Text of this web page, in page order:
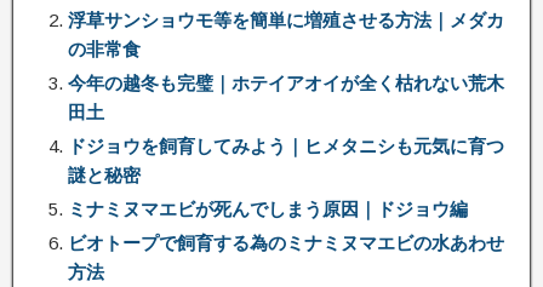
浮草サンショウモ等を簡単に増殖させる方法｜メダカ
の非常食
今年の越冬も完璧｜ホテイアオイが全く枯れない荒木
田土
ドジョウを飼育してみよう｜ヒメタニシも元気に育つ
謎と秘密
ミナミヌマエビが死んでしまう原因｜ドジョウ編
ビオトープで飼育する為のミナミヌマエビの水あわせ
方法